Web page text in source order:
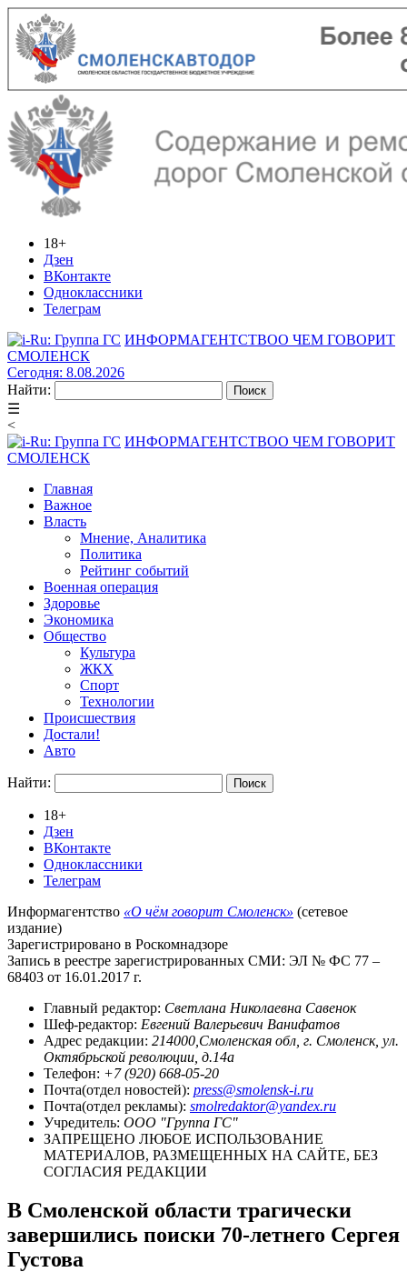
18+
Дзен
ВКонтакте
Одноклассники
Телеграм
ИНФОРМАГЕНТСТВОО ЧЕМ ГОВОРИТ
СМОЛЕНСК
Сегодня: 8.08.2026
Найти:
☰
<
ИНФОРМАГЕНТСТВОО ЧЕМ ГОВОРИТ
СМОЛЕНСК
Главная
Важное
Власть
Мнение, Аналитика
Политика
Рейтинг событий
Военная операция
Здоровье
Экономика
Общество
Культура
ЖКХ
Спорт
Технологии
Происшествия
Достали!
Авто
Найти:
18+
Дзен
ВКонтакте
Одноклассники
Телеграм
Информагентство «О чём говорит Смоленск» (сетевое
издание)
Зарегистрировано в Роскомнадзоре
Запись в реестре зарегистрированных СМИ: ЭЛ № ФС 77 –
68403 от 16.01.2017 г.
Главный редактор: Светлана Николаевна Савенок
Шеф-редактор: Евгений Валерьевич Ванифатов
Адрес редакции: 214000,Смоленская обл, г. Смоленск, ул.
Октябрьской революции, д.14а
Телефон: +7 (920) 668-05-20
Почта(отдел новостей): press@smolensk-i.ru
Почта(отдел рекламы): smolredaktor@yandex.ru
Учредитель: ООО "Группа ГС"
ЗАПРЕЩЕНО ЛЮБОЕ ИСПОЛЬЗОВАНИЕ
МАТЕРИАЛОВ, РАЗМЕЩЕННЫХ НА САЙТЕ, БЕЗ
СОГЛАСИЯ РЕДАКЦИИ
В Смоленской области трагически
завершились поиски 70-летнего Сергея
Густова